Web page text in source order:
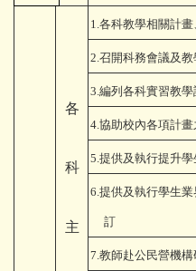
各
科
主
1.各科教學相關計畫
2.召開科務會議及
3.編列各科實習教
4.協助校內各項計
5.提供及執行提升
6.提供及執行學生
訂
7.教師赴公民營機